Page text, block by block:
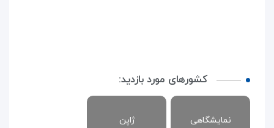
کشورهای مورد بازدید:
نمایشگاهی ژاپن